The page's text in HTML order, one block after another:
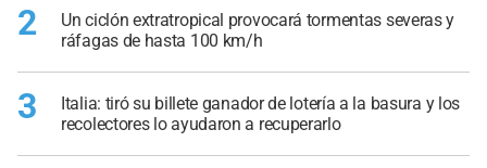
2
Un ciclón extratropical provocará tormentas severas y
ráfagas de hasta 100 km/h
3
Italia: tiró su billete ganador de lotería a la basura y los
recolectores lo ayudaron a recuperarlo